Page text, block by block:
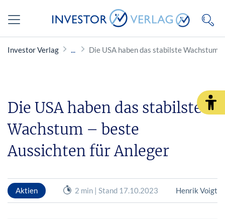
Investor Verlag Die USA haben das stabilste Wachstum
Die USA haben das stabilste
Wachstum – beste
Aussichten für Anleger
Aktien 2 min | Stand 17.10.2023 Henrik Voigt